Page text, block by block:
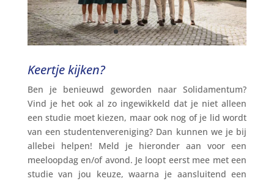
Keertje kijken?
Ben je benieuwd geworden naar Solidamentum?
Vind je het ook al zo ingewikkeld dat je niet alleen
een studie moet kiezen, maar ook nog of je lid wordt
van een studentenvereniging? Dan kunnen we je bij
allebei helpen! Meld je hieronder aan voor een
meeloopdag en/of avond. Je loopt eerst mee met een
studie van jou keuze, waarna je aansluitend een